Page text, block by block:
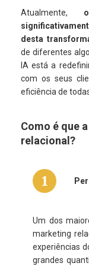
Atualmente,
desta
de diferentes
IA está a
com os seus
eficiência de
Como é que
relacional?
1
Um dos
marketing
experiências
grandes